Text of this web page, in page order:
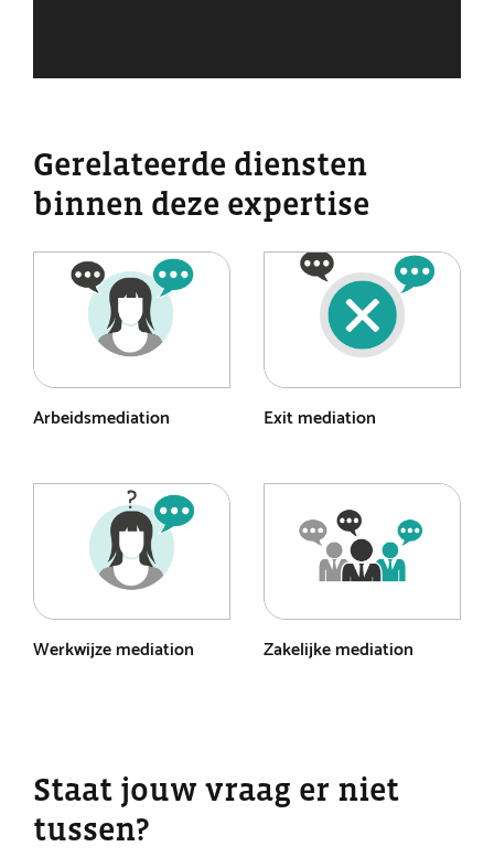
Gerelateerde diensten
binnen deze expertise
Arbeidsmediation Exit mediation
Werkwijze mediation Zakelijke mediation
Staat jouw vraag er niet
tussen?